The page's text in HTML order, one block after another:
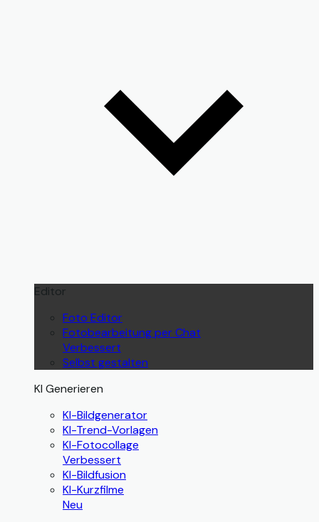
Editor
Foto Editor
Fotobearbeitung per Chat
Verbessert
Selbst gestalten
KI Generieren
KI-Bildgenerator
KI-Trend-Vorlagen
KI-Fotocollage
Verbessert
KI-Bildfusion
KI-Kurzfilme
Neu